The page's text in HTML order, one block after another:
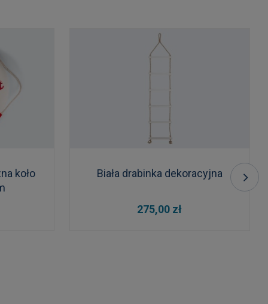
koło
Biała drabinka dekoracyjna
275,00 zł
DO KOSZYKA